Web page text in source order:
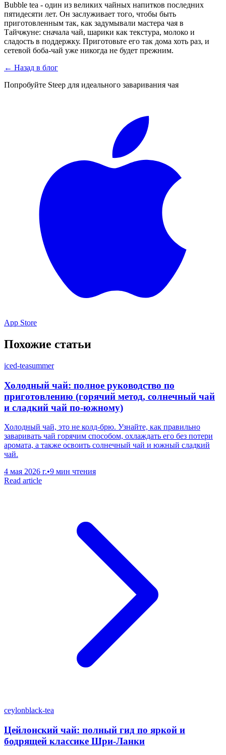
Bubble tea - один из великих чайных напитков последних
пятидесяти лет. Он заслуживает того, чтобы быть
приготовленным так, как задумывали мастера чая в
Тайчжуне: сначала чай, шарики как текстура, молоко и
сладость в поддержку. Приготовьте его так дома хоть раз, и
сетевой боба-чай уже никогда не будет прежним.
← Назад в блог
Попробуйте Steep для идеального заваривания чая
App Store
Похожие статьи
iced-teasummer
Холодный чай: полное руководство по
приготовлению (горячий метод, солнечный чай
и сладкий чай по-южному)
Холодный чай, это не колд-брю. Узнайте, как правильно
заваривать чай горячим способом, охлаждать его без потери
аромата, а также освоить солнечный чай и южный сладкий
чай.
4 мая 2026 г.•9 мин чтения
Read article
ceylonblack-tea
Цейлонский чай: полный гид по яркой и
бодрящей классике Шри-Ланки